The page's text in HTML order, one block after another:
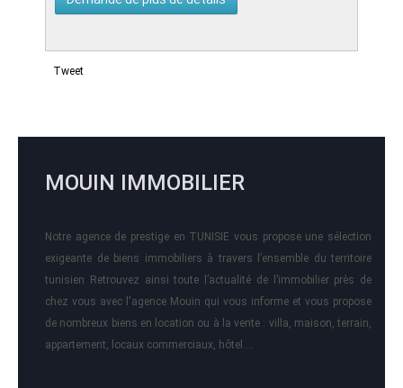
Tweet
MOUIN IMMOBILIER
Notre agence de prestige en TUNISIE vous propose une sélection
exigeante de biens immobiliers à travers l’ensemble du territoire
tunisien Retrouvez ainsi toute l’actualité de l’immobilier près de
chez vous avec l'agence Mouin qui vous informe et vous propose
de nombreux biens en location ou à la vente : villa, maison, terrain,
appartement, locaux commerciaux, hôtel….